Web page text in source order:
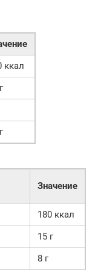
ккал
Значение
180 ккал
15 г
8 г